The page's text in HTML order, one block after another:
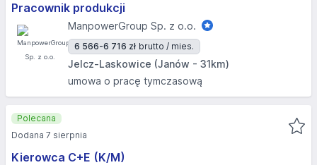
Pracownik produkcji
ManpowerGroup Sp. z o.o.
6 566-6 716 zł brutto / mies.
Jelcz-Laskowice (Janów - 31km)
umowa o pracę tymczasową
Kierowca C+E (K/M)
Polecana
Dodana 7 sierpnia